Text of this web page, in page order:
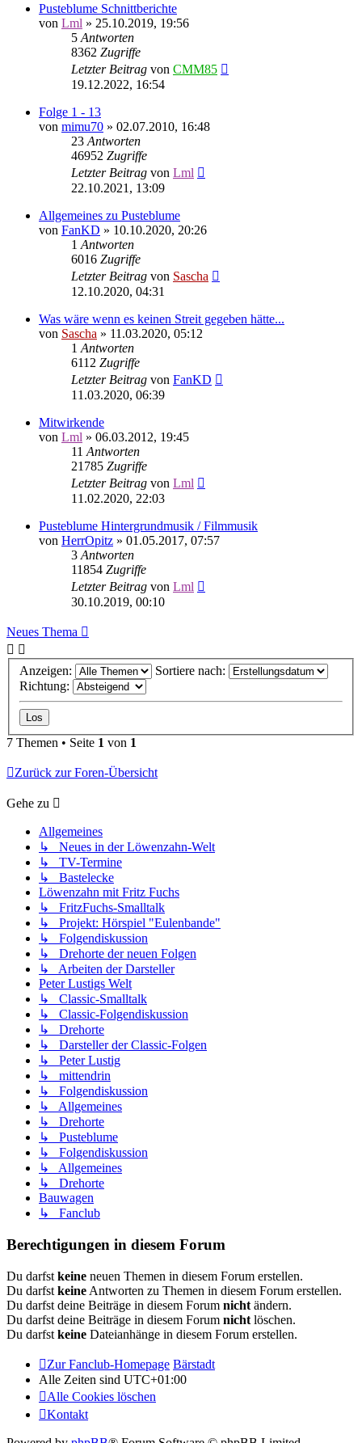
Pusteblume Schnittberichte
von Lml » 25.10.2019, 19:56
5 Antworten
8362 Zugriffe
Letzter Beitrag von CMM85
19.12.2022, 16:54
Folge 1 - 13
von mimu70 » 02.07.2010, 16:48
23 Antworten
46952 Zugriffe
Letzter Beitrag von Lml
22.10.2021, 13:09
Allgemeines zu Pusteblume
von FanKD » 10.10.2020, 20:26
1 Antworten
6016 Zugriffe
Letzter Beitrag von Sascha
12.10.2020, 04:31
Was wäre wenn es keinen Streit gegeben hätte...
von Sascha » 11.03.2020, 05:12
1 Antworten
6112 Zugriffe
Letzter Beitrag von FanKD
11.03.2020, 06:39
Mitwirkende
von Lml » 06.03.2012, 19:45
11 Antworten
21785 Zugriffe
Letzter Beitrag von Lml
11.02.2020, 22:03
Pusteblume Hintergrundmusik / Filmmusik
von HerrOpitz » 01.05.2017, 07:57
3 Antworten
11854 Zugriffe
Letzter Beitrag von Lml
30.10.2019, 00:10
Neues Thema
Anzeigen:
Sortiere nach:
Richtung:
7 Themen • Seite 1 von 1
Zurück zur Foren-Übersicht
Gehe zu
Allgemeines
↳ Neues in der Löwenzahn-Welt
↳ TV-Termine
↳ Bastelecke
Löwenzahn mit Fritz Fuchs
↳ FritzFuchs-Smalltalk
↳ Projekt: Hörspiel "Eulenbande"
↳ Folgendiskussion
↳ Drehorte der neuen Folgen
↳ Arbeiten der Darsteller
Peter Lustigs Welt
↳ Classic-Smalltalk
↳ Classic-Folgendiskussion
↳ Drehorte
↳ Darsteller der Classic-Folgen
↳ Peter Lustig
↳ mittendrin
↳ Folgendiskussion
↳ Allgemeines
↳ Drehorte
↳ Pusteblume
↳ Folgendiskussion
↳ Allgemeines
↳ Drehorte
Bauwagen
↳ Fanclub
Berechtigungen in diesem Forum
Du darfst keine neuen Themen in diesem Forum erstellen.
Du darfst keine Antworten zu Themen in diesem Forum erstellen.
Du darfst deine Beiträge in diesem Forum nicht ändern.
Du darfst deine Beiträge in diesem Forum nicht löschen.
Du darfst keine Dateianhänge in diesem Forum erstellen.
Zur Fanclub-Homepage Bärstadt
Alle Zeiten sind UTC+01:00
Alle Cookies löschen
Kontakt